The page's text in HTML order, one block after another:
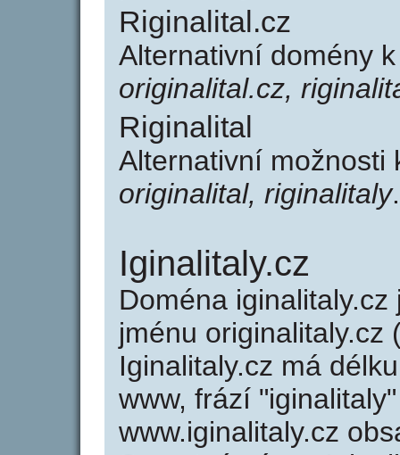
Riginalital.cz
Alternativní domény
originalital.cz,
Riginalital
Alternativní možnosti
originalital, riginalitaly.
Iginalitaly.cz
Doména
jménu originalitaly.cz
Iginalitaly.cz má
www, frází
www.iginalitaly.cz